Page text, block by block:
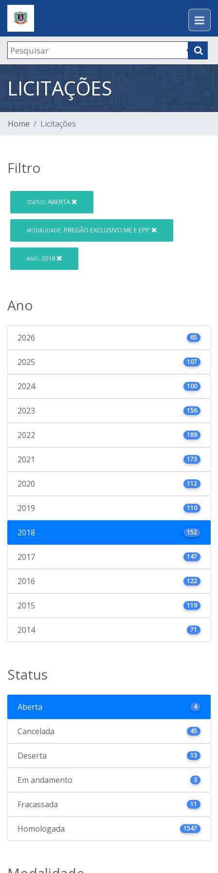
LICITAÇÕES
Home Licitações
Filtro
STATUS: ABERTA
MODALIDADE: PREGÃO EXCLUSIVO ME E EPP
ANO: 2018
Ano
2026 65
2025 107
2024 100
2023 156
2022 189
2021 173
2020 112
2019 110
2018 152
2017 147
2016 122
2015 119
2014 71
Status
Aberta 4
Cancelada 45
Deserta 13
Em andamento 3
Fracassada 11
Homologada 1547